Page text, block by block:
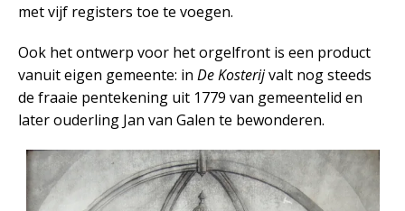
met vijf registers toe te voegen.
Ook het ontwerp voor het orgelfront is een product
vanuit eigen gemeente: in De Kosterijvalt nog steeds
de fraaie pentekening uit 1779 van gemeentelid en
later ouderling Jan van Galen te bewonderen.